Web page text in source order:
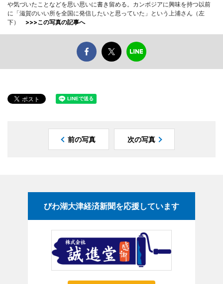
や気づいたことなどを思い思いに書き留める。カンボジアに興味を持つ以前
に「滋賀のいい所を全国に発信したいと思っていた」という上浦さん（左
下） >>>この写真の記事へ
前の写真 次の写真
びわ湖大津経済新聞を応援しています